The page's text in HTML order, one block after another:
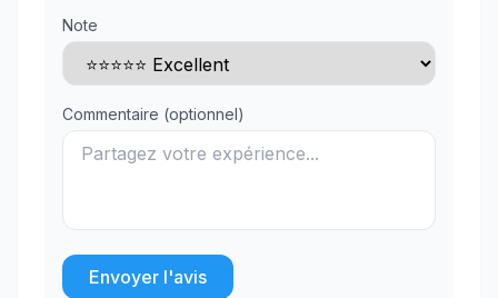
Note
Commentaire (optionnel)
Envoyer l'avis